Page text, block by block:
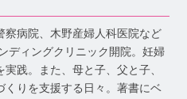
察病院、木野産婦人科医院など
ディングクリニック開院。妊婦
践。また、母と子、父と子、
くりを支援する日々。著書にベ